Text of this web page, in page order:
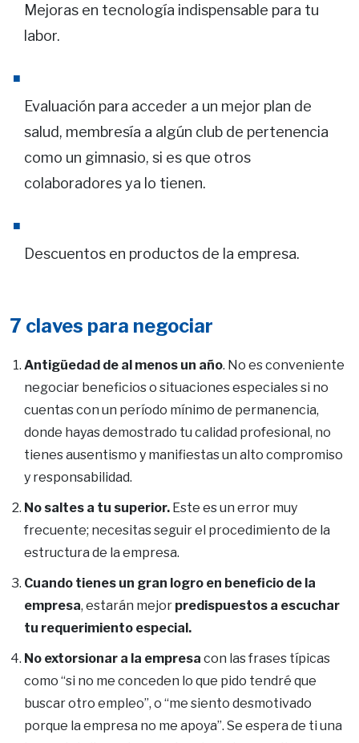
Mejoras en tecnología indispensable para tu
labor.
Evaluación para acceder a un mejor plan de
salud, membresía a algún club de pertenencia
como un gimnasio, si es que otros
colaboradores ya lo tienen.
Descuentos en productos de la empresa.
7 claves para negociar
Antigüedad de al menos un año. No es conveniente
negociar beneficios o situaciones especiales si no
cuentas con un período mínimo de permanencia,
donde hayas demostrado tu calidad profesional, no
tienes ausentismo y manifiestas un alto compromiso
y responsabilidad.
No saltes a tu superior. Este es un error muy
frecuente; necesitas seguir el procedimiento de la
estructura de la empresa.
Cuando tienes un gran logro en beneficio de la
empresa, estarán mejor predispuestos a escuchar
tu requerimiento especial.
No extorsionar a la empresa con las frases típicas
como “si no me conceden lo que pido tendré que
buscar otro empleo”, o “me siento desmotivado
porque la empresa no me apoya”. Se espera de ti una